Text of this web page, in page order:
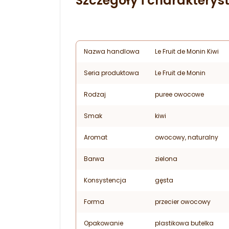
Nazwa handlowa Le Fruit de Monin Kiwi
Seria produktowa Le Fruit de Monin
Rodzaj puree owocowe
Smak kiwi
Aromat owocowy, naturalny
Barwa zielona
Konsystencja gęsta
Forma przecier owocowy
Opakowanie plastikowa butelka